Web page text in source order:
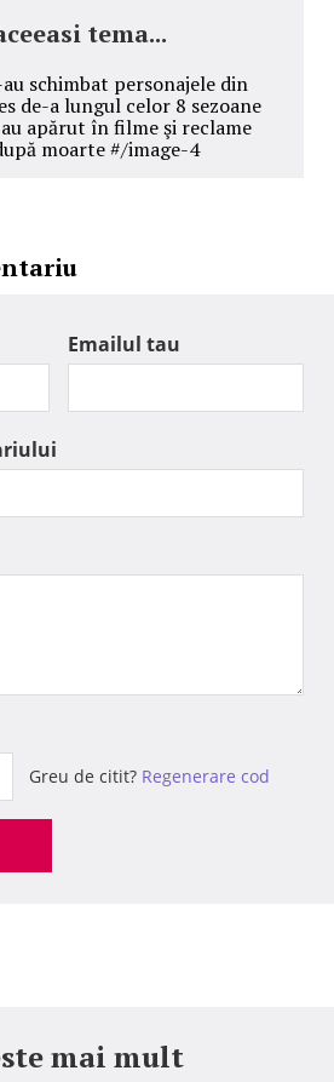
tema...
schimbat personajele din
de-a lungul celor 8 sezoane
apărut în filme şi reclame
moarte #/image-4
Emailul tau
Greu de citit? Regenerare cod
mai mult